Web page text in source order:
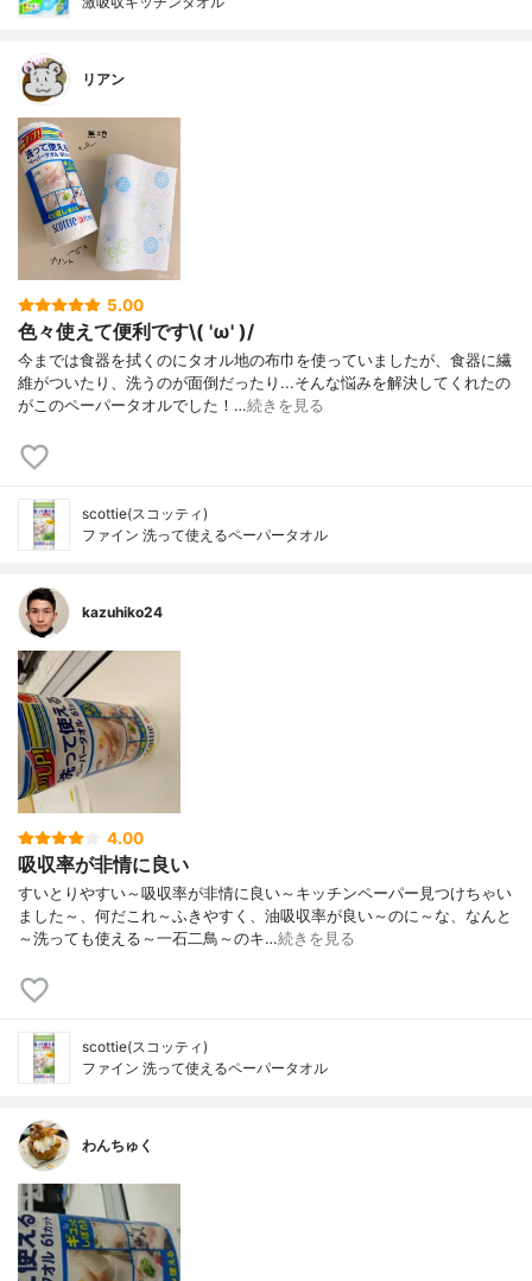
リアン
5.00
色々使えて便利です\( 'ω' )/
今までは食器を拭くのにタオル地の布巾を使っていましたが、食器に繊
維がついたり、洗うのが面倒だったり...そんな悩みを解決してくれたの
がこのペーパータオルでした！…続きを見る
scottie(スコッティ)
ファイン 洗って使えるペーパータオル
kazuhiko24
4.00
吸収率が非情に良い
すいとりやすい～吸収率が非情に良い～キッチンペーパー見つけちゃい
ました～、何だこれ～ふきやすく、油吸収率が良い～のに～な、なんと
～洗っても使える～一石二鳥～のキ…続きを見る
scottie(スコッティ)
ファイン 洗って使えるペーパータオル
わんちゅく